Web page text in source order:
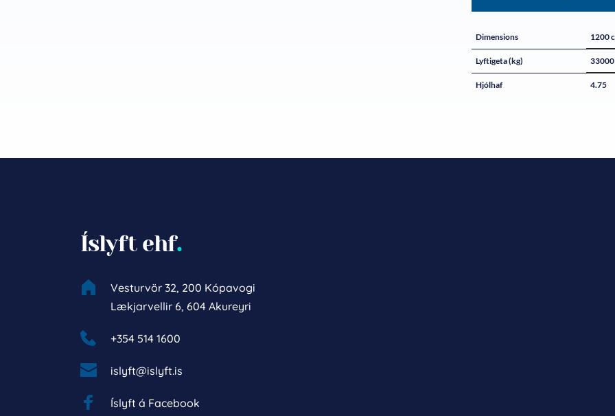
Dimensions 1200
Lyftigeta (kg) 33000
Hjólhaf 4.75
Íslyft ehf.
Vesturvör 32, 200 Kópavogi
Lækjarvellir 6, 604 Akureyri
+354 514 1600
islyft@islyft.is
Íslyft á Facebook